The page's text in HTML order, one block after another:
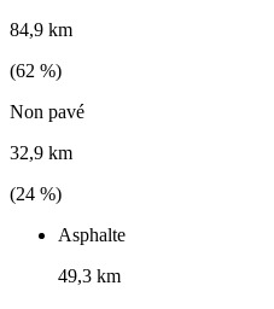
84,9 km
(62 %)
Non pavé
32,9 km
(24 %)
Asphalte
49,3 km